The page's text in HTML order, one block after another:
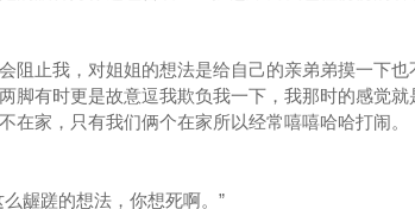
止我，对姐姐的想法是给自己的亲弟弟摸一下也
脚有时更是故意逗我欺负我一下，我那时的感觉就
在家，只有我们俩个在家所以经常嘻嘻哈哈打闹。
龌蹉的想法，你想死啊。”